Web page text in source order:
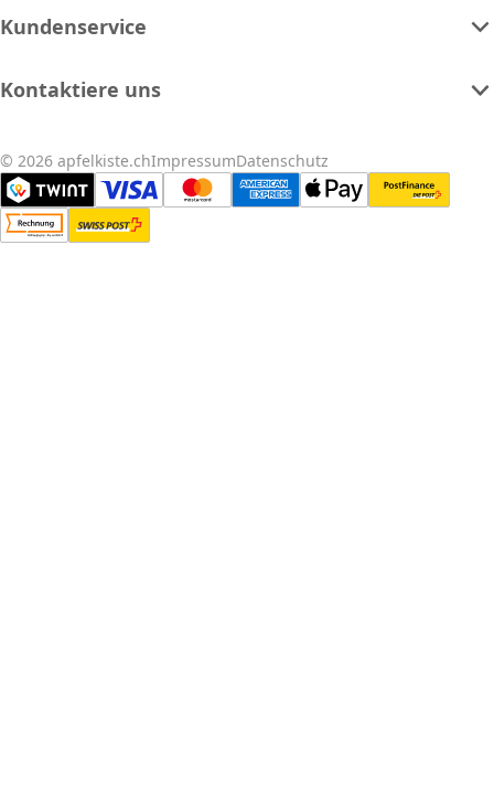
Kundenservice
Kontaktiere uns
© 2026 apfelkiste.chImpressumDatenschutz